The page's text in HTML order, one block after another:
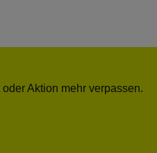
Aktion mehr verpassen.